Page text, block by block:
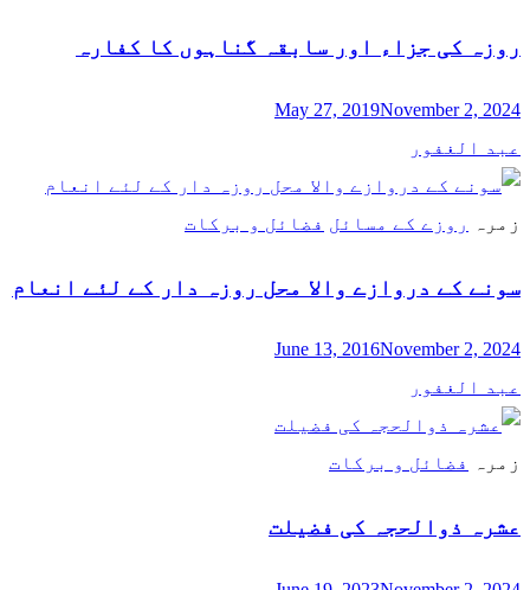
روزہ کی جزاء اور سابقہ گناہوں کا کفارہ
May 27, 2019November 2, 2024
عبد الغفور
زمرہ روزے کے مسائل فضائل و برکات
سونے کے دروازے والا محل روزہ دار کے لئے انعام
June 13, 2016November 2, 2024
عبد الغفور
زمرہ فضائل و برکات
عشرہ ذوالحجہ کی فضیلت